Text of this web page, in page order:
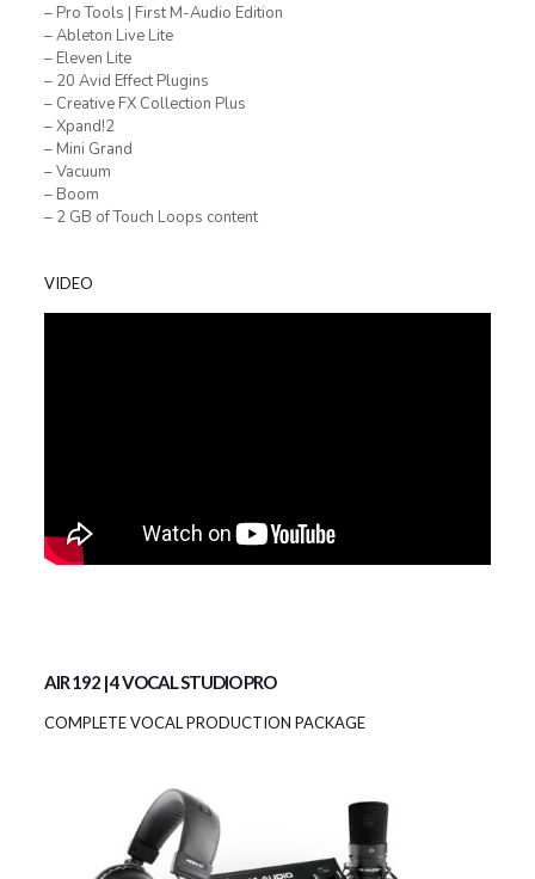
– Pro Tools | First M-Audio Edition
– Ableton Live Lite
– Eleven Lite
– 20 Avid Effect Plugins
– Creative FX Collection Plus
– Xpand!2
– Mini Grand
– Vacuum
– Boom
– 2 GB of Touch Loops content
VIDEO
AIR 192 | 4 VOCAL STUDIO PRO
COMPLETE VOCAL PRODUCTION PACKAGE